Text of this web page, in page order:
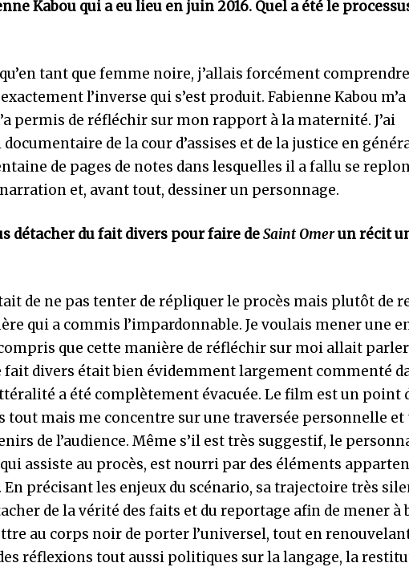
Kabou qui a eu lieu en juin 2016. Quel a été le
tant que femme noire, j’allais forcément
l’inverse qui s’est produit. Fabienne Kabou
permis de réfléchir sur mon rapport à la maternité. J’ai
de la cour d’assises et de la justice en
de pages de notes dans lesquelles il a fallu se
et, avant tout, dessiner un personnage.
détacher du fait divers pour faire deSaint Omerun récit
de ne pas tenter de répliquer le procès mais plutôt de
qui a commis l’impardonnable. Je voulais mener une
que cette manière de réfléchir sur moi allait
fait divers était bien évidemment largement commenté
a été complètement évacuée. Le film est un point
tout mais me concentre sur une traversée personnelle et
de l’audience. Même s’il est très suggestif, le
assiste au procès, est nourri par des éléments
précisant les enjeux du scénario, sa trajectoire très
de la vérité des faits et du reportage afin de mener à
au corps noir de porter l’universel, tout en
réflexions tout aussi politiques sur la langage, la